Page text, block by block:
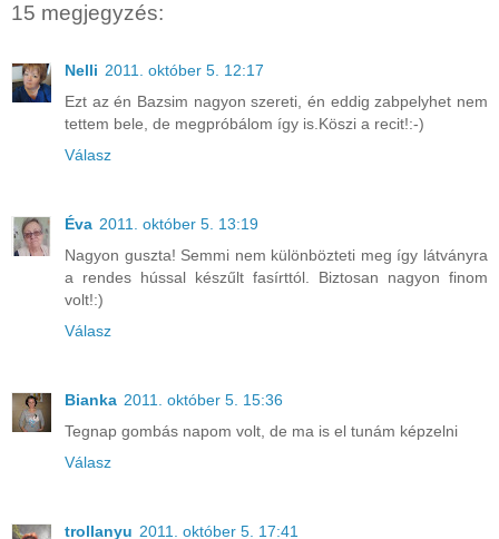
15 megjegyzés:
Nelli 2011. október 5. 12:17
Ezt az én Bazsim nagyon szereti, én eddig zabpelyhet nem
tettem bele, de megpróbálom így is.Köszi a recit!:-)
Válasz
Éva 2011. október 5. 13:19
Nagyon guszta! Semmi nem különbözteti meg így látványra
a rendes hússal készűlt fasírttól. Biztosan nagyon finom
volt!:)
Válasz
Bianka 2011. október 5. 15:36
Tegnap gombás napom volt, de ma is el tunám képzelni
Válasz
trollanyu 2011. október 5. 17:41